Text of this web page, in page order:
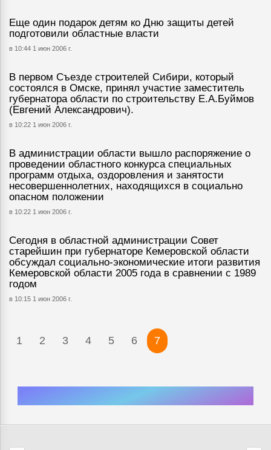
Еще один подарок детям ко Дню защиты детей
подготовили областные власти
в 10:44 1 июн 2006 г.
В первом Съезде строителей Сибири, который
состоялся в Омске, принял участие заместитель
губернатора области по строительству Е.А.Буймов
(Евгений Александрович).
в 10:22 1 июн 2006 г.
В администрации области вышло распоряжение о
проведении областного конкурса специальных
программ отдыха, оздоровления и занятости
несовершеннолетних, находящихся в социально
опасном положении
в 10:22 1 июн 2006 г.
Сегодня в областной администрации Совет
старейшин при губернаторе Кемеровской области
обсуждал социально-экономические итоги развития
Кемеровской области 2005 года в сравнении с 1989
годом
в 10:15 1 июн 2006 г.
1 2 3 4 5 6 7